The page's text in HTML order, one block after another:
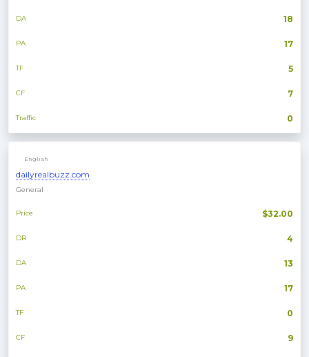
18
DA
17
PA
5
TF
7
CF
0
Traffic
English
dailyrealbuzz.com
General
$32.00
Price
4
DR
13
DA
17
PA
0
TF
9
CF